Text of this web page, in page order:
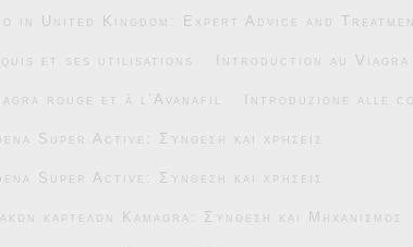
in United Kingdom: Expert Advice and
et ses utilisations Introduction au
rouge et à l’Avanafil Introduzione alle
Super Active: Σύνθεση και χρήσεις
Super Active: Σύνθεση και χρήσεις
καρτελών Kamagra: Σύνθεση και Μηχανισμός